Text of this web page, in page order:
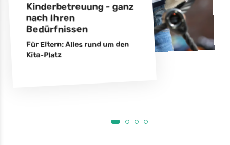
Kinderbetreuung - ganz
nach Ihren
Bedürfnissen
Für Eltern: Alles rund um den
Kita-Platz